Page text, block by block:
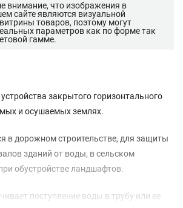
внимание, что изображения в
сайте являются визуальной
товаров, поэтому могут
параметров как по форме так
гамме.
закрытого горизонтального
и осушаемых землях.
в дорожном строительстве, для защиты
зданий от воды, в сельском
обустройстве ландшафтов.
поступление воды в трубу или ее